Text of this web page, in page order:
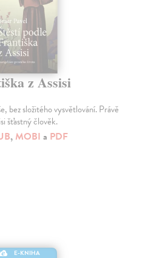
z Assisi
bez složitého vysvětlování. Právě
šťastný člověk.
, MOBI a PDF
E-KNIHA